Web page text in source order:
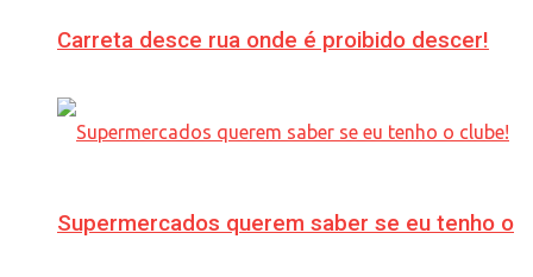
Carreta desce rua onde é proibido descer!
Supermercados querem saber se eu tenho o